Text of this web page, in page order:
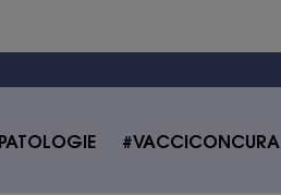
PATOLOGIE #VACCICONCURA